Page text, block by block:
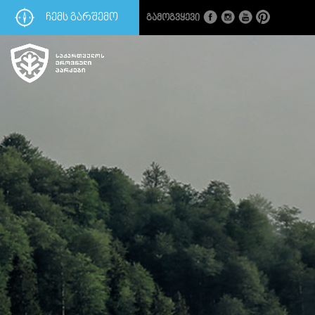
ᲩᲔᲛᲡ ᲒᲐᲠᲨᲔᲛᲝ Გამოგვყევი